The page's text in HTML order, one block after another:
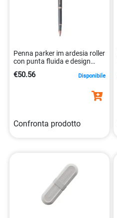
Penna parker im ardesia roller
con punta fluida e design
€50.56 Disponibile
Confronta prodotto